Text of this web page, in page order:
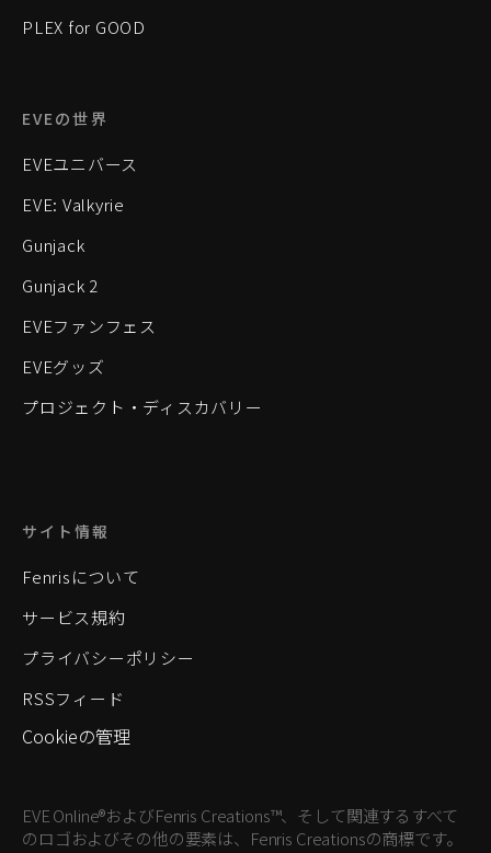
PLEX for GOOD
EVEの世界
EVEユニバース
EVE: Valkyrie
Gunjack
Gunjack 2
EVEファンフェス
EVEグッズ
プロジェクト・ディスカバリー
サイト情報
Fenrisについて
サービス規約
プライバシーポリシー
RSSフィード
Cookieの管理
EVE Online®およびFenris Creations™、そして関連するすべて
のロゴおよびその他の要素は、Fenris Creationsの商標です。